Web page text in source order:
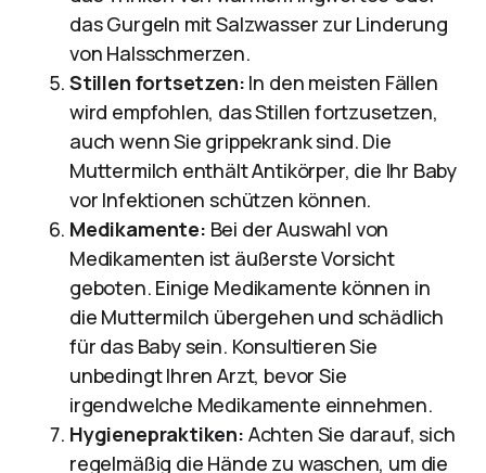
das Gurgeln mit Salzwasser zur Linderung
von Halsschmerzen.
Stillen fortsetzen: In den meisten Fällen
wird empfohlen, das Stillen fortzusetzen,
auch wenn Sie grippekrank sind. Die
Muttermilch enthält Antikörper, die Ihr Baby
vor Infektionen schützen können.
Medikamente: Bei der Auswahl von
Medikamenten ist äußerste Vorsicht
geboten. Einige Medikamente können in
die Muttermilch übergehen und schädlich
für das Baby sein. Konsultieren Sie
unbedingt Ihren Arzt, bevor Sie
irgendwelche Medikamente einnehmen.
Hygienepraktiken: Achten Sie darauf, sich
regelmäßig die Hände zu waschen, um die